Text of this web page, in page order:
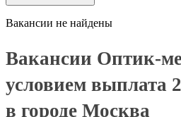
Вакансии не найдены
Вакансии Оптик-
условием выплата
в городе Москва